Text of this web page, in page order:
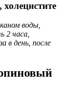
воды,
2 часа,
в день, после